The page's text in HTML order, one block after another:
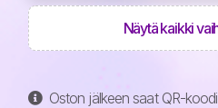
Näytä kaikki
Oston jälkeen saat QR-